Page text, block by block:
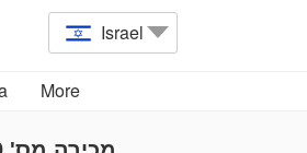
Israel
More